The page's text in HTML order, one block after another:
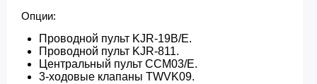
Опции:
Проводной пульт KJR-19B/E.
Проводной пульт KJR-811.
Центральный пульт CCM03/E.
3-ходовые клапаны TWVK09.